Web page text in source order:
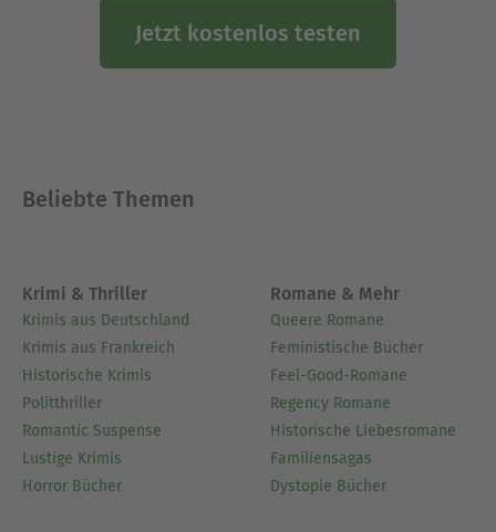
Jetzt kostenlos testen
Beliebte Themen
Krimi & Thriller
Krimis aus Deutschland
Krimis aus Frankreich
Historische Krimis
Politthriller
Romantic Suspense
Lustige Krimis
Horror Bücher
Romane & Mehr
Queere Romane
Feministische Bücher
Feel-Good-Romane
Regency Romane
Historische Liebesromane
Familiensagas
Dystopie Bücher